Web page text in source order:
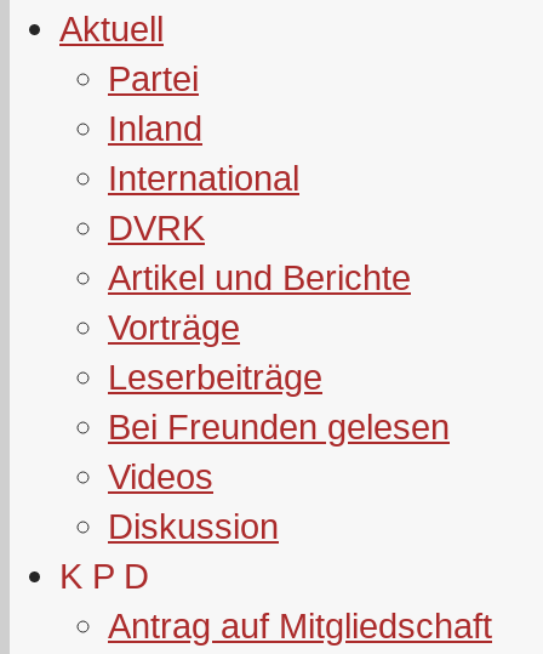
Aktuell
Partei
Inland
International
DVRK
Artikel und Berichte
Vorträge
Leserbeiträge
Bei Freunden gelesen
Videos
Diskussion
K P D
Antrag auf Mitgliedschaft